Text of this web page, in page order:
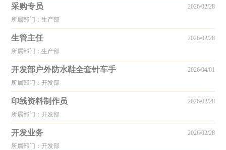
采购专员
所属部门：生产部
2026/02/28
生管主任
所属部门：生产部
2026/02/28
开发部户外防水鞋全套针车手
所属部门：开发部
2026/04/01
印线资料制作员
所属部门：开发部
2026/02/28
开发业务
所属部门：开发部
2026/02/28